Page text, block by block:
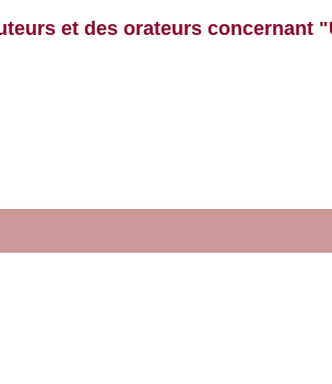
et des orateurs concernant